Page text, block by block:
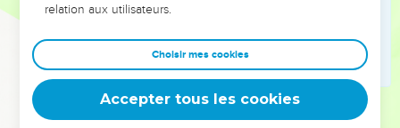
Jésus dit à ses disciples : « Pourquoi est-ce que vous avez
Mais les disciples sont effrayés et ils se disent entre eux :
« Qui donc est cet homme ? Même le vent et l’eau lui
obéissent ! »
relation aux utilisateurs.
Choisir mes cookies
Accepter tous les cookies